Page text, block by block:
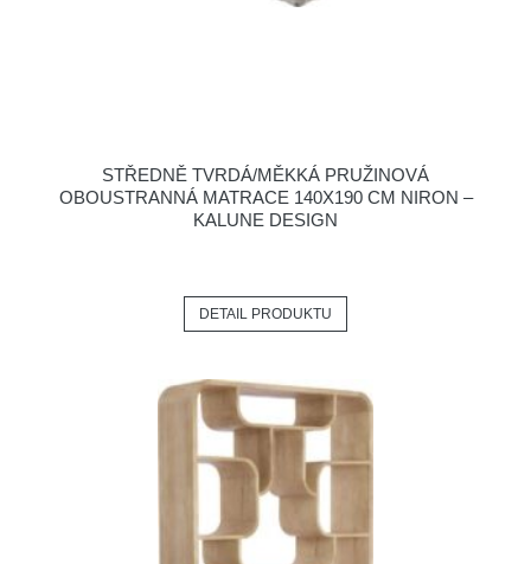
STŘEDNĚ TVRDÁ/MĚKKÁ PRUŽINOVÁ
OBOUSTRANNÁ MATRACE 140X190 CM NIRON –
KALUNE DESIGN
DETAIL PRODUKTU